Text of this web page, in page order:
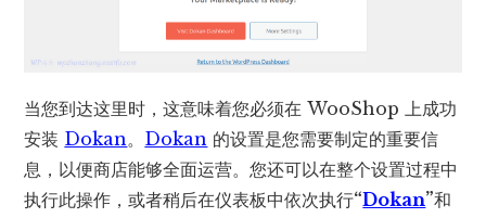
当您到达这里时，这意味着您必须在 WooShop 上成功
安装 Dokan。 Dokan 的设置是您需要制定的重要信
息，以便商店能够全面运营。您还可以在整个设置过程中
执行此操作，或者稍后在仪表板中依次执行“Dokan”和